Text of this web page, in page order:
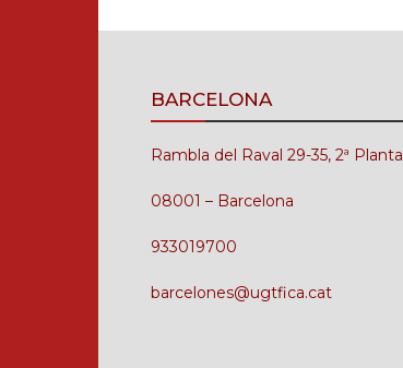
BARCELONA
Rambla del Raval 29-35, 2ª Planta
08001 – Barcelona
933019700
barcelones@ugtfica.cat